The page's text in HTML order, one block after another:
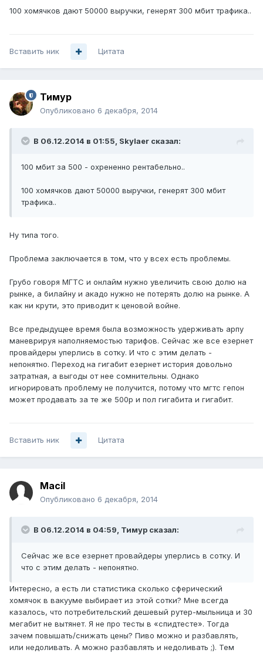
100 хомячков дают 50000 выручки, генерят 300 мбит трафика..
Вставить ник Цитата
Тимур
Опубликовано 6 декабря, 2014
В 06.12.2014 в 01:55, Skylaer сказал:
100 мбит за 500 - охрененно рентабельно..
100 хомячков дают 50000 выручки, генерят 300 мбит
трафика..
Ну типа того.
Проблема заключается в том, что у всех есть проблемы.
Грубо говоря МГТС и онлайм нужно увеличить свою долю на
рынке, а билайну и акадо нужно не потерять долю на рынке. А
как ни крути, это приводит к ценовой войне.
Все предыдущее время была возможность удерживать арпу
маневрируя наполняемостью тарифов. Сейчас же все езернет
провайдеры уперлись в сотку. И что с этим делать -
непонятно. Переход на гигабит езернет история довольно
затратная, а выгоды от нее сомнительны. Однако
игнорировать проблему не получится, потому что мгтс гепон
может продавать за те же 500р и пол гигабита и гигабит.
Вставить ник Цитата
Macil
Опубликовано 6 декабря, 2014
В 06.12.2014 в 04:59, Тимур сказал:
Сейчас же все езернет провайдеры уперлись в сотку. И
что с этим делать - непонятно.
Интересно, а есть ли статистика сколько сферический
хомячок в вакууме выбирает из этой сотки? Мне всегда
казалось, что потребительский дешевый рутер-мыльница и 30
мегабит не вытянет. Я не про тесты в «спидтесте». Тогда
зачем повышать/снижать цены? Пиво можно и разбавлять,
или недоливать. А можно разбавлять и недоливать ;). Тем